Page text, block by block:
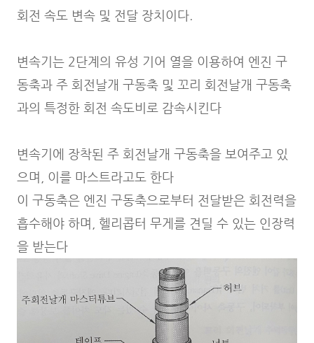
회전 속도 변속 및 전달 장치이다.
변속기는 2단계의 유성 기어 열을 이용하여 엔진 구
동축과 주 회전날개 구동축 및 꼬리 회전날개 구동축
과의 특정한 회전 속도비로 감속시킨다
변속기에 장착된 주 회전날개 구동축을 보여주고 있
으며, 이를 마스트라고도 한다
이 구동축은 엔진 구동축으로부터 전달받은 회전력을
흡수해야 하며, 헬리콥터 무게를 견딜 수 있는 인장력
을 받는다